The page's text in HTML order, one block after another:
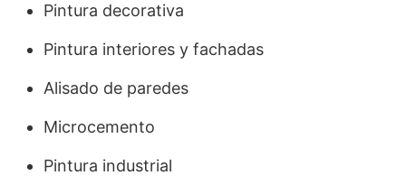
Pintura decorativa
Pintura interiores y fachadas
Alisado de paredes
Microcemento
Pintura industrial